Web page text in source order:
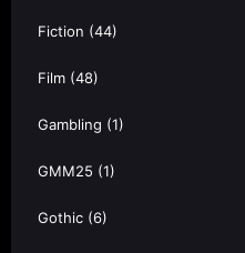
Fiction (44)
Film (48)
Gambling (1)
GMM25 (1)
Gothic (6)